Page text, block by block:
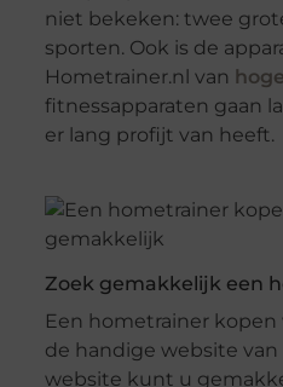
niet bekeken: twee
sporten. Ook is de
Hometrainer.nl van
fitnessapparaten gaan
er lang profijt van heeft.
Zoek gemakkelijk een
Een hometrainer
de handige website
website kunt u